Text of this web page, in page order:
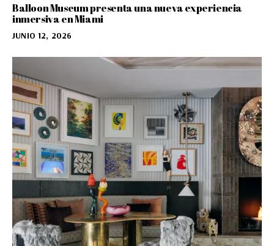
Balloon Museum presenta una nueva experiencia
inmersiva en Miami
JUNIO 12, 2026